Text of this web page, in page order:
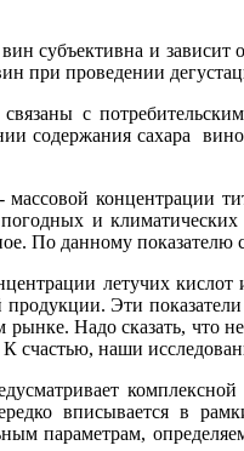
субъективна и
при проведении
с
содержания сахара
концентрации
и
По данному
летучих
Эти
Надо сказать, что
счастью, наши
вписывается в
параметрам,